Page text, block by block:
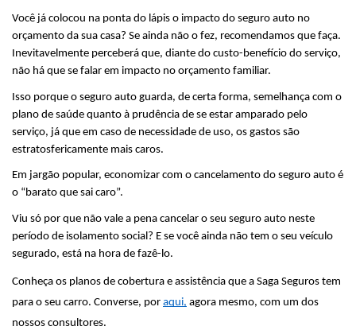
Você já colocou na ponta do lápis o impacto do seguro auto no
orçamento da sua casa? Se ainda não o fez, recomendamos que faça.
Inevitavelmente perceberá que, diante do custo-benefício do serviço,
não há que se falar em impacto no orçamento familiar.
Isso porque o seguro auto guarda, de certa forma, semelhança com o
plano de saúde quanto à prudência de se estar amparado pelo
serviço, já que em caso de necessidade de uso, os gastos são
estratosfericamente mais caros.
Em jargão popular, economizar com o cancelamento do seguro auto é
o “barato que sai caro”.
Viu só por que não vale a pena cancelar o seu seguro auto neste
período de isolamento social? E se você ainda não tem o seu veículo
segurado, está na hora de fazê-lo.
Conheça os planos de cobertura e assistência que a Saga Seguros tem
para o seu carro. Converse, por aqui, agora mesmo, com um dos
nossos consultores.